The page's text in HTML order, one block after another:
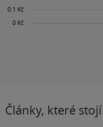
Články, které